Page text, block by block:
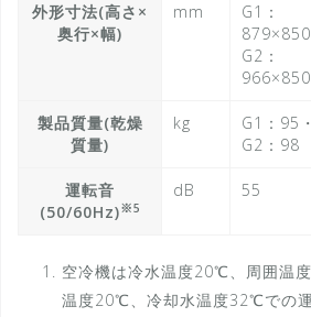
外形寸法(高さ×
奥行×幅)
mm
G1：
G2：
製品質量(乾燥
質量)
kg
G1：95・
G2：98
運転音
(50/60Hz)※5
dB 55
空冷機は冷水温度20℃、周囲温
温度20℃、冷却水温度32℃での運